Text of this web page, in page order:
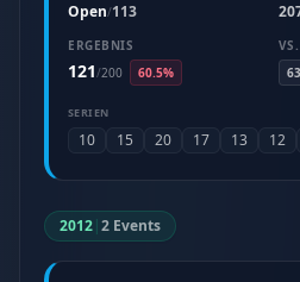
Open/113
ERGEBNIS
121/200 60.5%
SERIEN
10 15 20 17 13 12
2012|2 Events